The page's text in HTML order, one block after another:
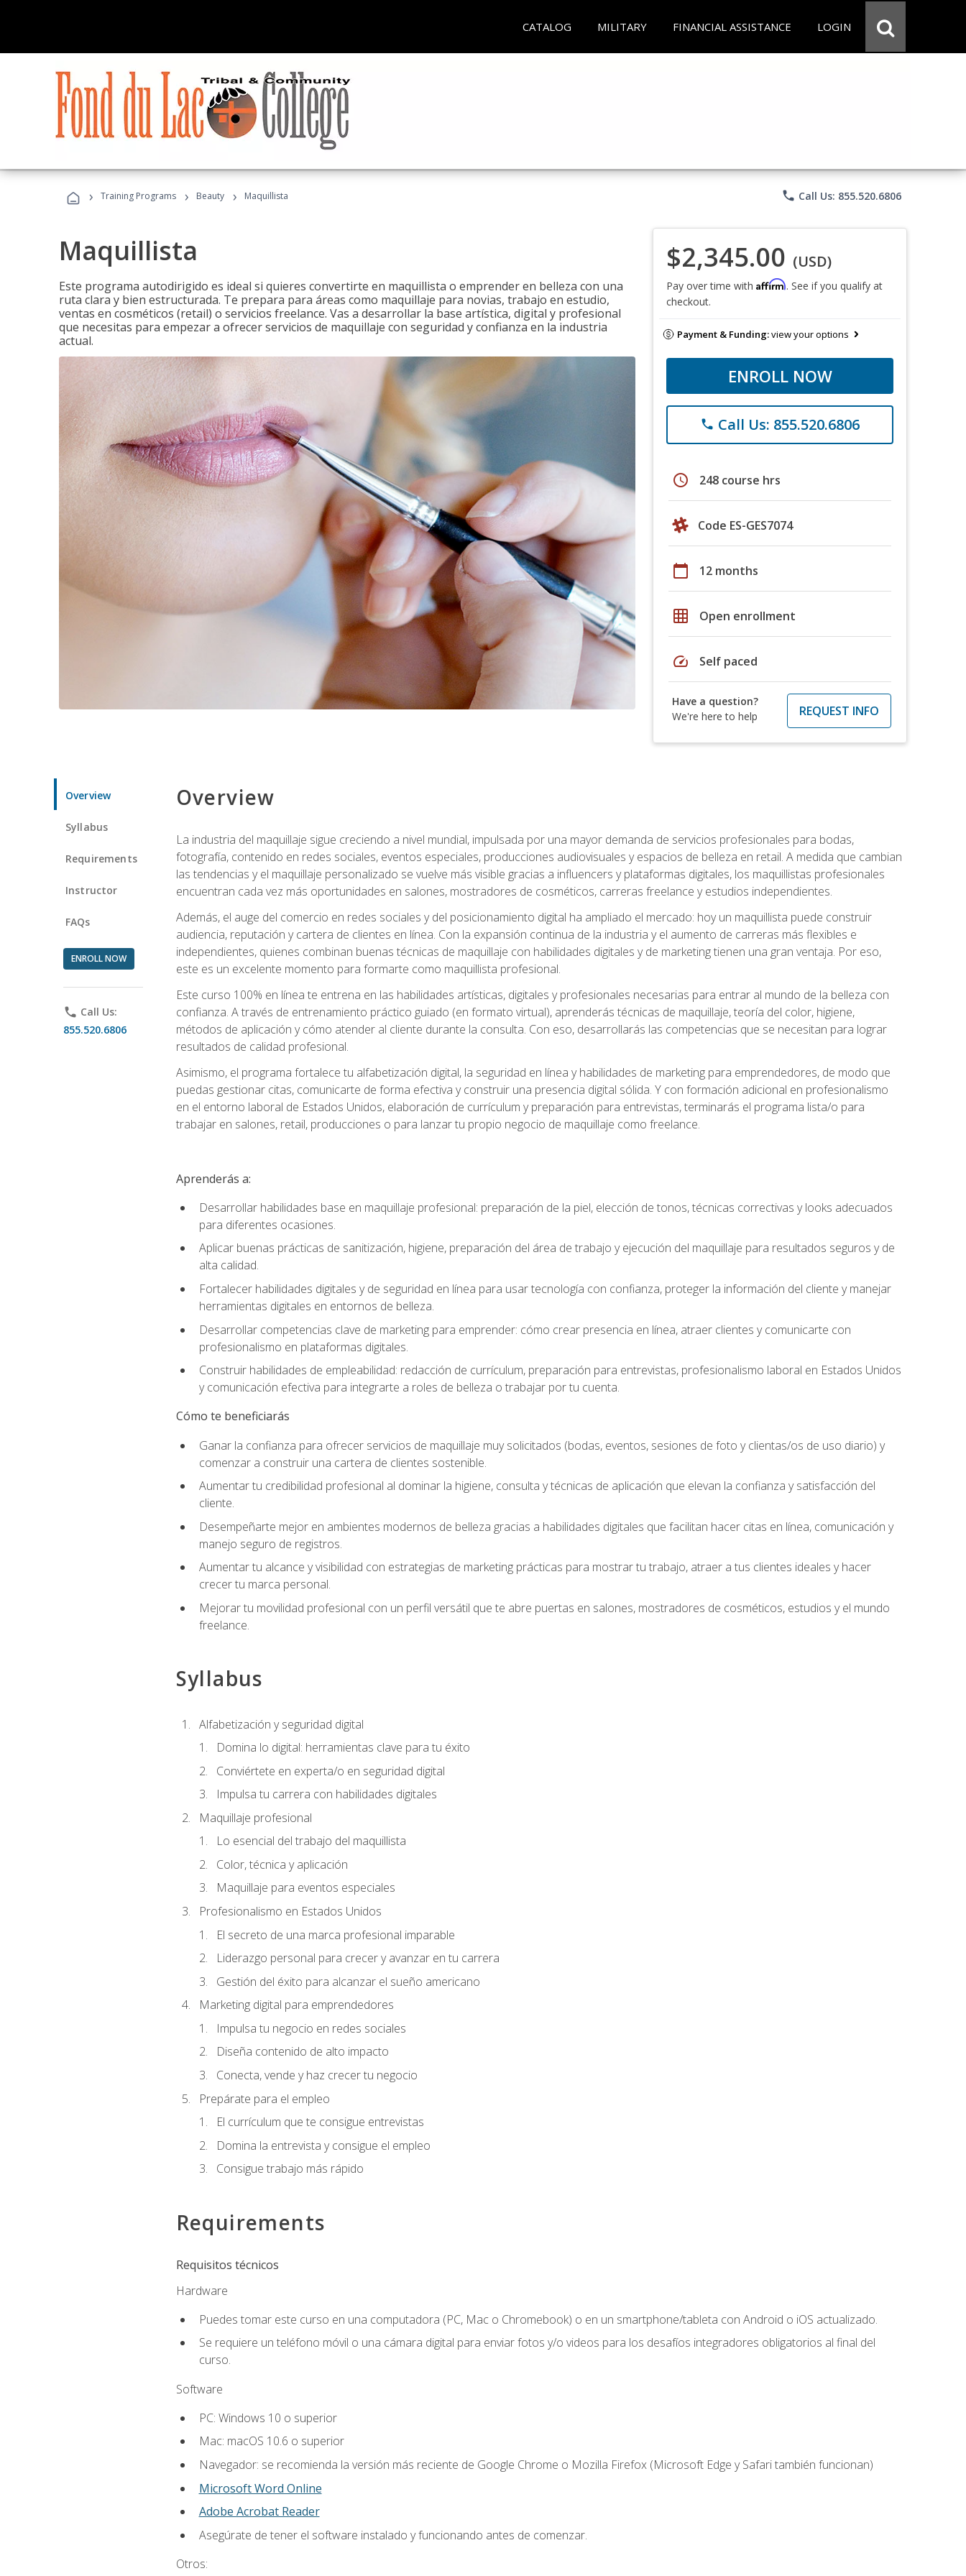
CATALOG MILITARY FINANCIAL ASSISTANCE LOGIN
› Training Programs › Beauty › Maquillista phone Call Us: 855.520.6806
Maquillista
Este programa autodirigido es ideal si quieres convertirte en maquillista o emprender en belleza con una
ruta clara y bien estructurada. Te prepara para áreas como maquillaje para novias, trabajo en estudio,
ventas en cosméticos (retail) o servicios freelance. Vas a desarrollar la base artística, digital y profesional
que necesitas para empezar a ofrecer servicios de maquillaje con seguridad y confianza en la industria
actual.
$2,345.00 (USD)
Pay over time with Affirm. See if you qualify at
checkout.
Payment & Funding:view your options
ENROLL NOW
phone Call Us: 855.520.6806
schedule 248 course hrs
Code ES-GES7074
calendar_today 12 months
grid_on Open enrollment
speed Self paced
Have a question?
We're here to help
REQUEST INFO
Overview
Syllabus
Requirements
Instructor
FAQs
ENROLL NOW
phone Call Us:
855.520.6806
Overview
La industria del maquillaje sigue creciendo a nivel mundial, impulsada por una mayor demanda de servicios profesionales para bodas,
fotografía, contenido en redes sociales, eventos especiales, producciones audiovisuales y espacios de belleza en retail. A medida que cambian
las tendencias y el maquillaje personalizado se vuelve más visible gracias a influencers y plataformas digitales, los maquillistas profesionales
encuentran cada vez más oportunidades en salones, mostradores de cosméticos, carreras freelance y estudios independientes.
Además, el auge del comercio en redes sociales y del posicionamiento digital ha ampliado el mercado: hoy un maquillista puede construir
audiencia, reputación y cartera de clientes en línea. Con la expansión continua de la industria y el aumento de carreras más flexibles e
independientes, quienes combinan buenas técnicas de maquillaje con habilidades digitales y de marketing tienen una gran ventaja. Por eso,
este es un excelente momento para formarte como maquillista profesional.
Este curso 100% en línea te entrena en las habilidades artísticas, digitales y profesionales necesarias para entrar al mundo de la belleza con
confianza. A través de entrenamiento práctico guiado (en formato virtual), aprenderás técnicas de maquillaje, teoría del color, higiene,
métodos de aplicación y cómo atender al cliente durante la consulta. Con eso, desarrollarás las competencias que se necesitan para lograr
resultados de calidad profesional.
Asimismo, el programa fortalece tu alfabetización digital, la seguridad en línea y habilidades de marketing para emprendedores, de modo que
puedas gestionar citas, comunicarte de forma efectiva y construir una presencia digital sólida. Y con formación adicional en profesionalismo
en el entorno laboral de Estados Unidos, elaboración de currículum y preparación para entrevistas, terminarás el programa lista/o para
trabajar en salones, retail, producciones o para lanzar tu propio negocio de maquillaje como freelance.
Aprenderás a:
Desarrollar habilidades base en maquillaje profesional: preparación de la piel, elección de tonos, técnicas correctivas y looks adecuados
para diferentes ocasiones.
Aplicar buenas prácticas de sanitización, higiene, preparación del área de trabajo y ejecución del maquillaje para resultados seguros y de
alta calidad.
Fortalecer habilidades digitales y de seguridad en línea para usar tecnología con confianza, proteger la información del cliente y manejar
herramientas digitales en entornos de belleza.
Desarrollar competencias clave de marketing para emprender: cómo crear presencia en línea, atraer clientes y comunicarte con
profesionalismo en plataformas digitales.
Construir habilidades de empleabilidad: redacción de currículum, preparación para entrevistas, profesionalismo laboral en Estados Unidos
y comunicación efectiva para integrarte a roles de belleza o trabajar por tu cuenta.
Cómo te beneficiarás
Ganar la confianza para ofrecer servicios de maquillaje muy solicitados (bodas, eventos, sesiones de foto y clientas/os de uso diario) y
comenzar a construir una cartera de clientes sostenible.
Aumentar tu credibilidad profesional al dominar la higiene, consulta y técnicas de aplicación que elevan la confianza y satisfacción del
cliente.
Desempeñarte mejor en ambientes modernos de belleza gracias a habilidades digitales que facilitan hacer citas en línea, comunicación y
manejo seguro de registros.
Aumentar tu alcance y visibilidad con estrategias de marketing prácticas para mostrar tu trabajo, atraer a tus clientes ideales y hacer
crecer tu marca personal.
Mejorar tu movilidad profesional con un perfil versátil que te abre puertas en salones, mostradores de cosméticos, estudios y el mundo
freelance.
Syllabus
Alfabetización y seguridad digital
Domina lo digital: herramientas clave para tu éxito
Conviértete en experta/o en seguridad digital
Impulsa tu carrera con habilidades digitales
Maquillaje profesional
Lo esencial del trabajo del maquillista
Color, técnica y aplicación
Maquillaje para eventos especiales
Profesionalismo en Estados Unidos
El secreto de una marca profesional imparable
Liderazgo personal para crecer y avanzar en tu carrera
Gestión del éxito para alcanzar el sueño americano
Marketing digital para emprendedores
Impulsa tu negocio en redes sociales
Diseña contenido de alto impacto
Conecta, vende y haz crecer tu negocio
Prepárate para el empleo
El currículum que te consigue entrevistas
Domina la entrevista y consigue el empleo
Consigue trabajo más rápido
Requirements
Requisitos técnicos
Hardware
Puedes tomar este curso en una computadora (PC, Mac o Chromebook) o en un smartphone/tableta con Android o iOS actualizado.
Se requiere un teléfono móvil o una cámara digital para enviar fotos y/o videos para los desafíos integradores obligatorios al final del
curso.
Software
PC: Windows 10 o superior
Mac: macOS 10.6 o superior
Navegador: se recomienda la versión más reciente de Google Chrome o Mozilla Firefox (Microsoft Edge y Safari también funcionan)
Microsoft Word Online
Adobe Acrobat Reader
Asegúrate de tener el software instalado y funcionando antes de comenzar.
Otros: